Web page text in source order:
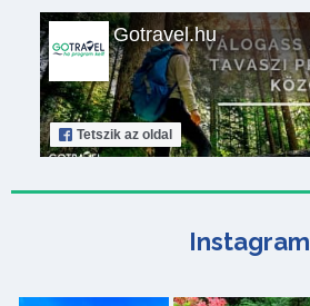
Gotravel.hu
Tetszik az oldal
Instagram